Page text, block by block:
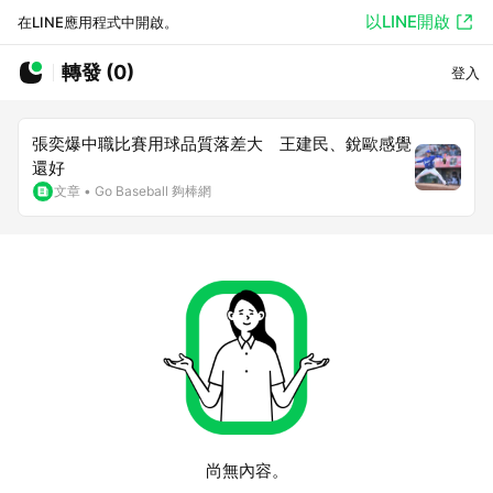
在LINE應用程式中開啟。 以LINE開啟
轉發 (0) 登入
張奕爆中職比賽用球品質落差大 王建民、銳歐感覺
還好
文章 • Go Baseball 夠棒網
尚無內容。